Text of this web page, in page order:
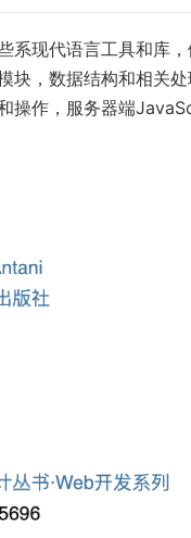
系现代语言工具和库
块，数据结构和相关
操作，服务器端